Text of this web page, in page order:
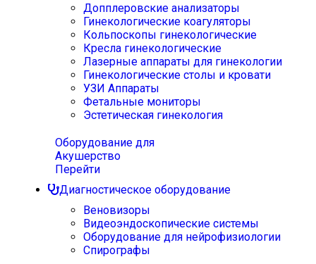
Допплеровские анализаторы
Гинекологические коагуляторы
Кольпоскопы гинекологические
Кресла гинекологические
Лазерные аппараты для гинекологии
Гинекологические столы и кровати
УЗИ Аппараты
Фетальные мониторы
Эстетическая гинекология
Оборудование для
Акушерство
Перейти
Диагностическое оборудование
Веновизоры
Видеоэндоскопические системы
Оборудование для нейрофизиологии
Спирографы